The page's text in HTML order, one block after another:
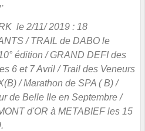
le 2/11/ 2019 : 18
/ TRAIL de DABO le
édition / GRAND DEFI des
6 et 7 Avril / Trail des Veneurs
/ Marathon de SPA ( B) /
de Belle Ile en Septembre /
d'OR à METABIEF les 15